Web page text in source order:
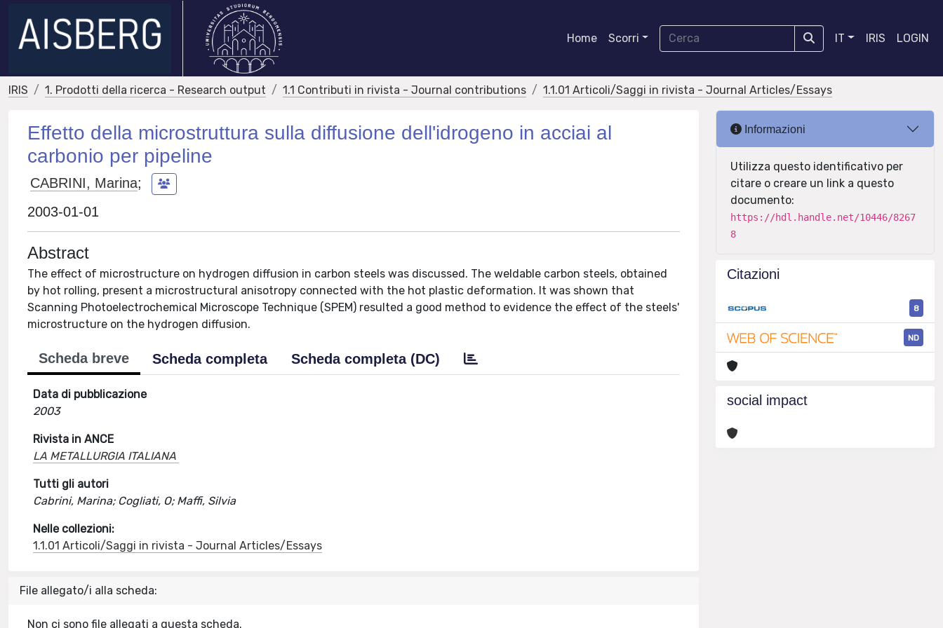
Home Scorri IT IRIS LOGIN
IRIS 1. Prodotti della ricerca - Research output 1.1 Contributi in rivista - Journal contributions 1.1.01 Articoli/Saggi in rivista - Journal Articles/Essays
Effetto della microstruttura sulla diffusione dell'idrogeno in acciai al
carbonio per pipeline
CABRINI, Marina;
2003-01-01
Abstract
The effect of microstructure on hydrogen diffusion in carbon steels was discussed. The weldable carbon steels, obtained
by hot rolling, present a microstructural anisotropy connected with the hot plastic deformation. It was shown that
Scanning Photoelectrochemical Microscope Technique (SPEM) resulted a good method to evidence the effect of the steels'
microstructure on the hydrogen diffusion.
Scheda breve Scheda completa Scheda completa (DC)
Data di pubblicazione
2003
Rivista in ANCE
LA METALLURGIA ITALIANA
Tutti gli autori
Cabrini, Marina; Cogliati, O; Maffi, Silvia
Nelle collezioni:
1.1.01 Articoli/Saggi in rivista - Journal Articles/Essays
File allegato/i alla scheda:
Non ci sono file allegati a questa scheda.
Informazioni
Utilizza questo identificativo per
citare o creare un link a questo
documento:
https://hdl.handle.net/10446/8267
8
Citazioni
8
ND
social impact